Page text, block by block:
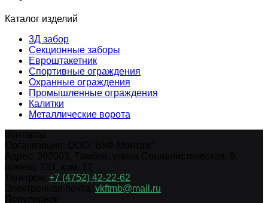
Каталог изделий
3Д забор
Секционные заборы
Евроштакетник
Спортивные ограждения
Охранные ограждения
Промышленные ограждения
Калитки
Металлические ворота
+7 (4752) 42-22-62
vkftmb@mail.ru